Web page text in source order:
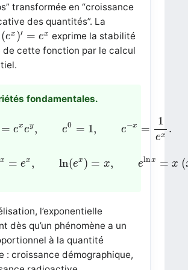
transformée en “croissance
des quantités”. La
(ex )′ = ex
( ex)′ = e x
exprime la stabilité
cette fonction par le calcul
fondamentales.
= exey, e0 = 1, e−x =
1
ex .
x = ex , ln(ex ) = x, elnx = x (
l’exponentielle
dès qu’un phénomène a un
à la quantité
: croissance démographique,